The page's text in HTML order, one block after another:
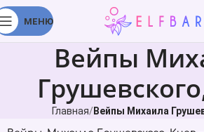
МЕНЮ
Вейпы
Главная Вейпы Михаила